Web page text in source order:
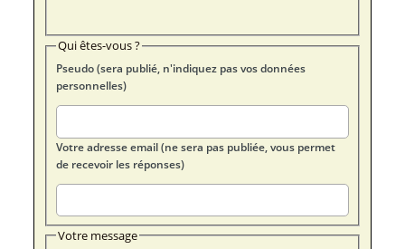
Qui êtes-vous ?
Pseudo (sera publié, n'indiquez pas vos données
personnelles)
Votre adresse email (ne sera pas publiée, vous permet
de recevoir les réponses)
Votre message